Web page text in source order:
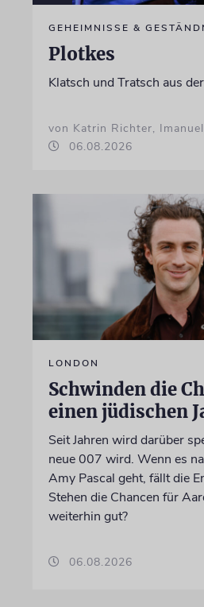
GEHEIMNISSE &
Plotkes
Klatsch und Tratsch aus
von Katrin Richter,
06.08.2026
LONDON
Schwinden die
einen jüdischen
Seit Jahren wird darüber
neue 007 wird. Wenn es
Amy Pascal geht, fällt die
Stehen die Chancen für
weiterhin gut?
06.08.2026